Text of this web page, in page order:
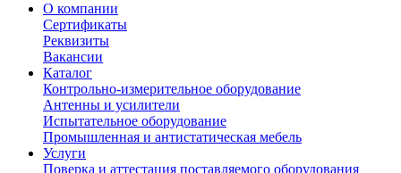
О компании
Сертификаты
Реквизиты
Вакансии
Каталог
Контрольно-измерительное оборудование
Антенны и усилители
Испытательное оборудование
Промышленная и антистатическая мебель
Услуги
Поверка и аттестация поставляемого оборудования